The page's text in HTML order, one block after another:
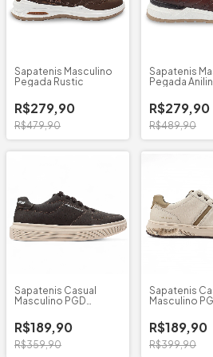
Sapatenis Masculino
Pegada Rustic
R$279,90
R$479,90
Sapatenis
Pegada
R$279,90
R$489,90
Sapatenis Casual
Masculino PGD
R$189,90
R$359,90
Sapatenis
Masculino
R$189,90
R$399,90